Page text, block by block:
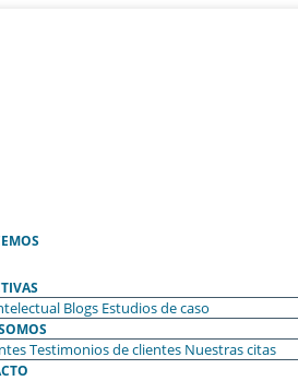
Blogs Estudios de caso
Testimonios de clientes Nuestras citas